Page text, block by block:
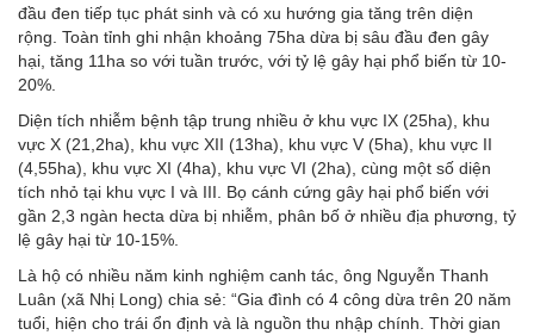
đầu đen tiếp tục phát sinh và có xu hướng gia tăng trên diện
rộng. Toàn tỉnh ghi nhận khoảng 75ha dừa bị sâu đầu đen gây
hại, tăng 11ha so với tuần trước, với tỷ lệ gây hại phổ biến từ 10-
20%.
Diện tích nhiễm bệnh tập trung nhiều ở khu vực IX (25ha), khu
vực X (21,2ha), khu vực XII (13ha), khu vực V (5ha), khu vực II
(4,55ha), khu vực XI (4ha), khu vực VI (2ha), cùng một số diện
tích nhỏ tại khu vực I và III. Bọ cánh cứng gây hại phổ biến với
gần 2,3 ngàn hecta dừa bị nhiễm, phân bố ở nhiều địa phương, tỷ
lệ gây hại từ 10-15%.
Là hộ có nhiều năm kinh nghiệm canh tác, ông Nguyễn Thanh
Luân (xã Nhị Long) chia sẻ: “Gia đình có 4 công dừa trên 20 năm
tuổi, hiện cho trái ổn định và là nguồn thu nhập chính. Thời gian